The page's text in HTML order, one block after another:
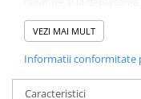
Curatare si uscare
igiena semnificativ mai
pardoselii, cu rezultate
obtinut cu ajutorul
VEZI MAI MULT
Informatii conformitate
Caracteristici